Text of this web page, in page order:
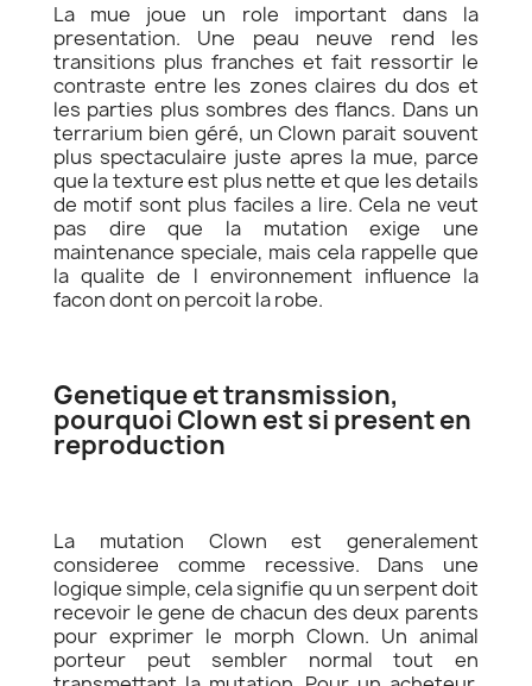
La mue joue un role important dans la
presentation. Une peau neuve rend les
transitions plus franches et fait ressortir le
contraste entre les zones claires du dos et
les parties plus sombres des flancs. Dans un
terrarium bien géré, un Clown parait souvent
plus spectaculaire juste apres la mue, parce
que la texture est plus nette et que les details
de motif sont plus faciles a lire. Cela ne veut
pas dire que la mutation exige une
maintenance speciale, mais cela rappelle que
la qualite de l environnement influence la
facon dont on percoit la robe.
Genetique et transmission,
pourquoi Clown est si present en
reproduction
La mutation Clown est generalement
consideree comme recessive. Dans une
logique simple, cela signifie qu un serpent doit
recevoir le gene de chacun des deux parents
pour exprimer le morph Clown. Un animal
porteur peut sembler normal tout en